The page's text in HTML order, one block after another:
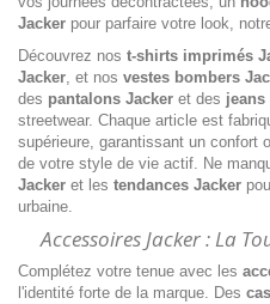
Jacker pour parfaire votre look,
Découvrez nos t-shirts imprimés
Jacker, et nos vestes bombers
des pantalons Jacker et des jeans
streetwear. Chaque article est
supérieure, garantissant un confort
de votre style de vie actif. Ne
Jacker et les tendances Jacker
urbaine.
Accessoires Jacker : La
Complétez votre tenue avec les
l'identité forte de la marque. Des